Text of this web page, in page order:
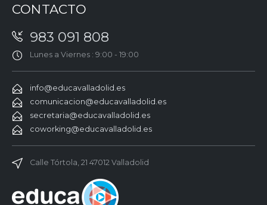
CONTACTO
983 091 808
Lunes a Viernes : 9:00 - 19:00
info@educavalladolid.es
comunicacion@educavalladolid.es
secretaria@educavalladolid.es
coworking@educavalladolid.es
Calle Tórtola, 21 47012 Valladolid